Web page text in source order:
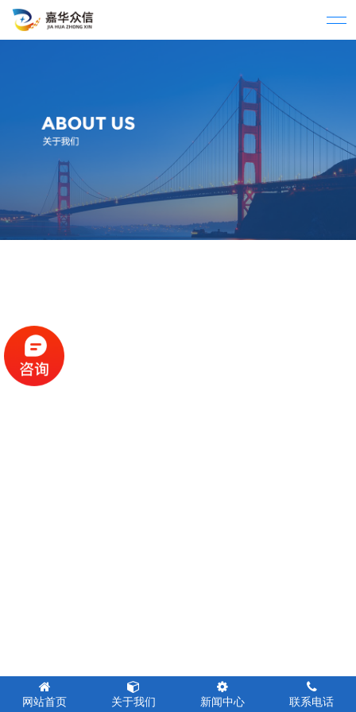
网站首页 关于我们 新闻中心 联系电话